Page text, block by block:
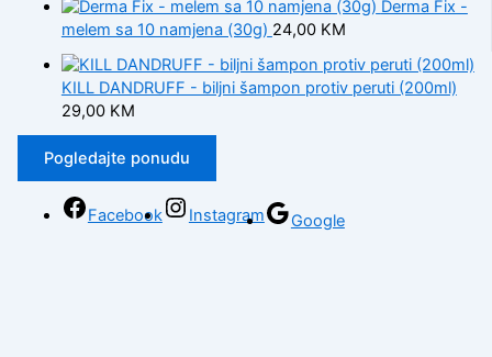
Derma Fix -
melem sa 10 namjena (30g) 24,00 KM
KILL DANDRUFF - biljni šampon protiv peruti (200ml)
29,00 KM
Pogledajte ponudu
Facebook Instagram Google